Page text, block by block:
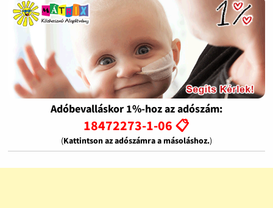
Adóbevalláskor 1%-hoz az adószám:
18472273-1-06 📋
(Kattintson az adószámra a másoláshoz.)